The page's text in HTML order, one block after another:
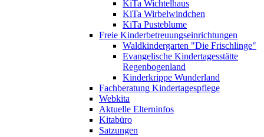
KiTa Wichtelhaus
KiTa Wirbelwindchen
KiTa Pusteblume
Freie Kinderbetreuungseinrichtungen
Waldkindergarten "Die Frischlinge"
Evangelische Kindertagesstätte
Regenbogenland
Kinderkrippe Wunderland
Fachberatung Kindertagespflege
Webkita
Aktuelle Elterninfos
Kitabüro
Satzungen